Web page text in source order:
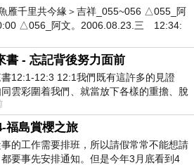
雁千里共今緣＞吉祥_055~056 △055_阿
△056_阿文。2006.08.23.三 12:34:
書 - 忘記背後努力面前
12:1-12:3 12:1我們既有這許多的見證
同雲彩圍着我們、就當放下各樣的重擔、脫
累我們的罪、存心忍耐、奔那擺
福島賞櫻之旅
的工作需要排班，所以請假常常不能想請
要事先安排通知。但是今年3月底看到4